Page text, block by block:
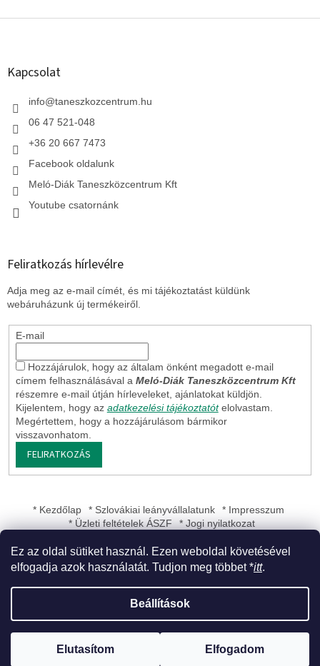
Ez az oldal sütiket használ. Ezen weboldal követésével
elfogadja azok használatát. Tudjon meg többet *itt.
Beállítások
Elutasítom Elfogadom
L
Kapcsolat
info@taneszkozcentrum.hu
06 47 521-048
+36 20 667 7473
Facebook oldalunk
Meló-Diák Taneszközcentrum Kft
Youtube csatornánk
Feliratkozás hírlevélre
Adja meg az e-mail címét, és mi tájékoztatást küldünk
webáruházunk új termékeiről.
E-mail
Hozzájárulok, hogy az általam önként megadott e-mail
címem felhasználásával a Meló-Diák Taneszközcentrum Kft
részemre e-mail útján hírleveleket, ajánlatokat küldjön.
Kijelentem, hogy az adatkezelési tájékoztatót elolvastam.
Megértettem, hogy a hozzájárulásom bármikor
visszavonhatom.
FELIRATKOZÁS
* Kezdőlap * Szlovákiai leányvállalatunk
* Impresszum
* Üzleti feltételek ÁSZF
* Jogi nyilatkozat
Meló-Diák Taneszközcentrum Kft
fenntartva.
Süti beállítások szerkesztése